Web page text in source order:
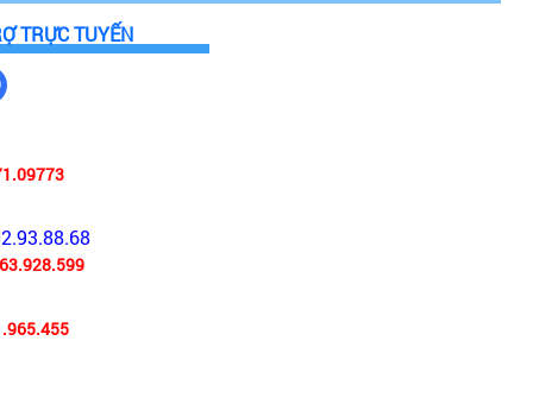
cài đặt, máy sẽ tự động tắt. Điều này giúp bạn
TRỰC TUYẾN